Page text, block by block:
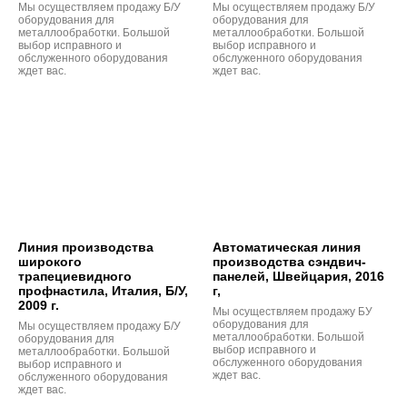
Мы осуществляем продажу Б/У
оборудования для
металлообработки. Большой
выбор исправного и
обслуженного оборудования
ждет вас.
Мы осуществляем продажу Б/У
оборудования для
металлообработки. Большой
выбор исправного и
обслуженного оборудования
ждет вас.
Линия производства
широкого
трапециевидного
профнастила, Италия, Б/У,
2009 г.
Мы осуществляем продажу Б/У
оборудования для
металлообработки. Большой
выбор исправного и
обслуженного оборудования
ждет вас.
Автоматическая линия
производства сэндвич-
панелей, Швейцария, 2016
г,
Мы осуществляем продажу БУ
оборудования для
металлообработки. Большой
выбор исправного и
обслуженного оборудования
ждет вас.